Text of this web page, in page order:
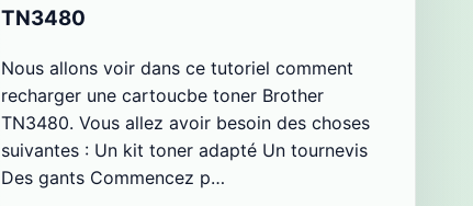
TN3480
Nous allons voir dans ce tutoriel comment
recharger une cartoucbe toner Brother
TN3480. Vous allez avoir besoin des choses
suivantes : Un kit toner adapté Un tournevis
Des gants Commencez p…